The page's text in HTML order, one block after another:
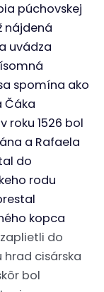
púchovskej
nájdená
uvádza
spomína ako
Čáka
roku 1526 bol
a Rafaela
do
rodu
kopca
do
cisárska
bol